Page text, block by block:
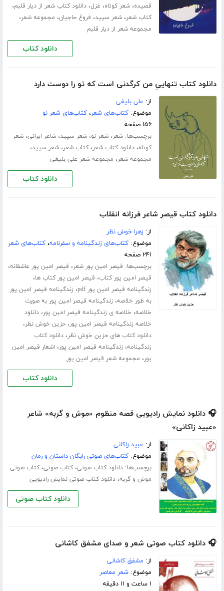
قصیده،شعر کوتاه، غزل،دانلود کتاب شعر از دیار قلبم،
کتاب شعر،شعر سپید، فروغ حاجیان، مجموعه شعر،
مجموعه شعر از دیار قلبم
دانلود کتاب
دانلود کتاب تنهاییِ من کرگدنی است که تو را دوست دارد
از: علی بلیغی
موضوع:کتاب‌های شعر،کتاب‌های شعر نو
۱۵۶ صفحه
برچسب‌ها:شعر،شعر نو،شعر سپید،شاعر ایرانی،شعر
کوتاه،دانلود کتاب شعر،کتاب شعر،شعر سپید،
مجموعه شعر، مجموعه شعر علی بلیغی
دانلود کتاب
دانلود کتاب قیصر شاعر فرزانه انقلاب
از:زهرا خوش نظر
موضوع:کتاب‌های زندگینامه و سفرنامه،کتاب‌های شعر
۲۴۱ صفحه
برچسب‌ها: قیصر امین پور شعر، قیصر امین پور عاشقانه،
قیصر امین پور کتاب، قیصر امین پور کتاب ها،
زندگینامه قیصر امین پور pdf ، زندگینامه قیصر امین پور
به طور خلاصه، زندگینامه قیصر امین پور به صورت
خلاصه، خلاصه ی زندگینامه قیصر امین پور،دانلود
خلاصه زندگینامه قیصر امین پور،حزین خوش نظر،
دانلود کتاب های حزین خوش نظر،دانلود کتاب
زندگینامه، زندگینامه قیصر امین پور، اشعار قیصر امین
پور، مجموعه شعر قیصر امین پور
دانلود کتاب
🎧 دانلود نمایش رادیویی قصه منظوم «موش و گربه» شاعر
«عبید زاکانی»
از: عبید زاکانی
موضوع:کتاب‌های صوتی رایگان داستان و رمان
برچسب‌ها:دانلود کتاب صوتی،کتاب صوتی،کتاب صوتی
موش و گربه،دانلود کتاب صوتی نمایش رادیویی
دانلود کتاب صوتی
🎧 دانلود کتاب صوتی شعر و صدای مشفق کاشانی
از: مشفق کاشانی
موضوع:شعر معاصر
۱ ساعت و ۱۱ دقیقه